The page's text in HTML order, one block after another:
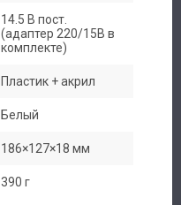
14.5 В пост.
(адаптер 220/15В в
комплекте)
Пластик + акрил
Белый
186×127×18 мм
390 г